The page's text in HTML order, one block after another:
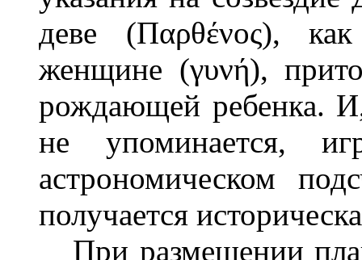
деве (Παρθένος),
женщине (γυνή),
рождающей ребенка.
не упоминается,
астрономическом
получается
При размещении